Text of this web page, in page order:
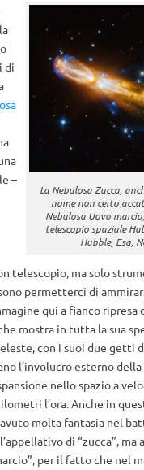
La Nebulosa Zucca,
nome non certo
Nebulosa Uovo
telescopio spaziale
Hubble, Esa,
di
–
telescopio, ma solo
permetterci di
qui a fianco ripresa
mostra in tutta la sua
con i suoi due getti
l’involucro esterno
nello spazio a
l’ora. Anche in
molta fantasia nel
di “zucca”, ma
per il fatto che nel